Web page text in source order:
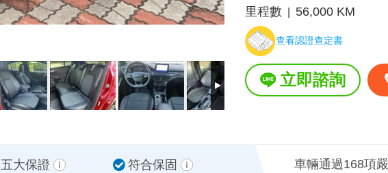
里程數
56,000 KM
查看認證查定書
立即諮詢
五大保證
符合保固
車輛通過168項